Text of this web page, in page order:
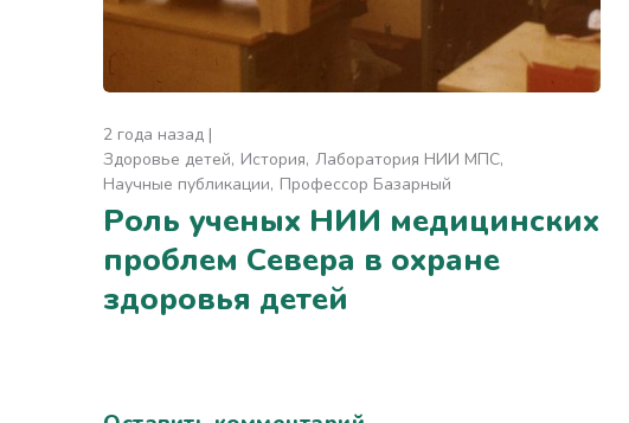
2 года назад
Здоровье детей История Лаборатория НИИ МПС
Научные публикации Профессор Базарный
Роль ученых НИИ медицинских
проблем Севера в охране
здоровья детей